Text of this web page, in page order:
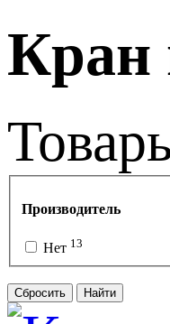
Производитель
Нет 13
Сбросить Найти